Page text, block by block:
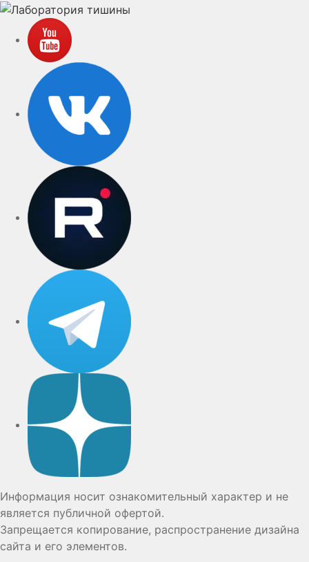
Информация носит ознакомительный характер и не
является публичной офертой.
Запрещается копирование, распространение дизайна
сайта и его элементов.